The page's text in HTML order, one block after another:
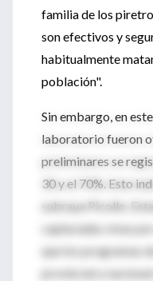
familia de los
son efectivos y
habitualmente
población".
Sin embargo, en
laboratorio fueron
preliminares se
30 y el 70%. Esto
subraya Picollo.
capturadas vivas
que los programas
provincial y